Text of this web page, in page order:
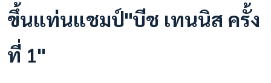
ขึ้นแท่นแชมป์"บีช เทนนิส ครั้ง
ที่ 1"